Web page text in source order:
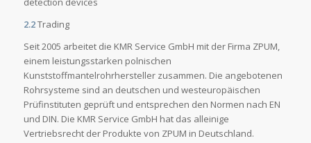
2.2Trading
Seit 2005 arbeitet die KMR Service GmbH mit der Firma ZPUM,
einem leistungsstarken polnischen
Kunststoffmantelrohrhersteller zusammen. Die angebotenen
Rohrsysteme sind an deutschen und westeuropäischen
Prüfinstituten geprüft und entsprechen den Normen nach EN
und DIN. Die KMR Service GmbH hat das alleinige
Vertriebsrecht der Produkte von ZPUM in Deutschland.